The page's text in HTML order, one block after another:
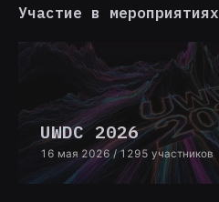
Участие в мероприятиях
UWDC 2026
16 мая 2026 / 1295 участников